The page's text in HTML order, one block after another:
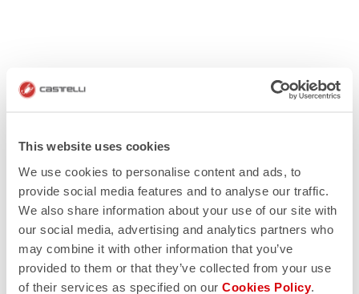
This website uses cookies
We use cookies to personalise content and ads, to
provide social media features and to analyse our traffic.
We also share information about your use of our site with
our social media, advertising and analytics partners who
may combine it with other information that you’ve
provided to them or that they’ve collected from your use
of their services as specified on our Cookies Policy.